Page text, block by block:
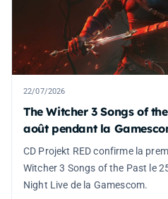
22/07/2026
The Witcher 3 Songs of
août pendant la
CD Projekt RED confirme la
Witcher 3 Songs of the Past le
Night Live de la Gamescom.